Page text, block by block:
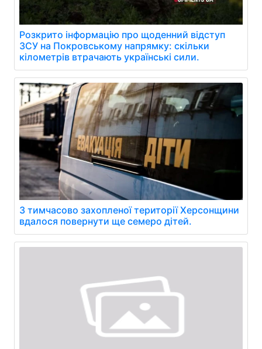
Розкрито інформацію про щоденний відступ
ЗСУ на Покровському напрямку: скільки
кілометрів втрачають українські сили.
З тимчасово захопленої території Херсонщини
вдалося повернути ще семеро дітей.